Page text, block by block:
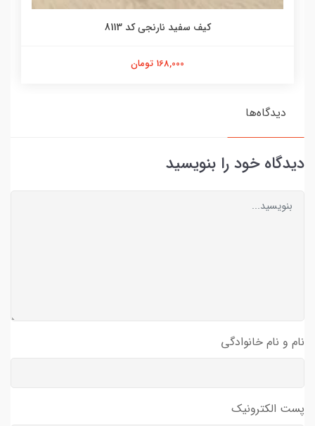
کیف سفید نارنجی کد 8113
168,000 تومان
دیدگاه‌ها
دیدگاه خود را بنویسید
نام و نام خانوادگی
پست الکترونیک